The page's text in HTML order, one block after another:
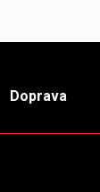
Doprava